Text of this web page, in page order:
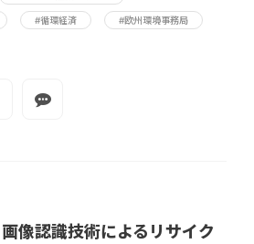
#循環経済 #欧州環境事務局
像認識技術によるリサイク